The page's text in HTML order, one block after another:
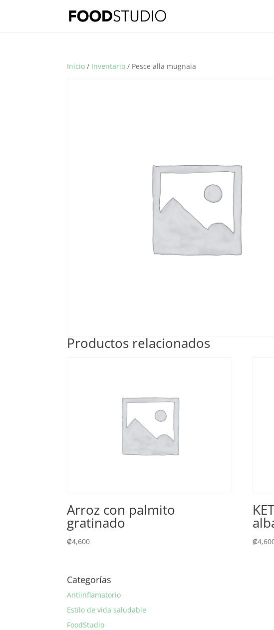
Inicio / Inventario / Pesce alla mugnaia
Productos relacionados
Arroz con palmito
gratinado
₡4,600 ₡
Categorías
Antiinflamatorio
Estilo de vida saludable
FoodStudio